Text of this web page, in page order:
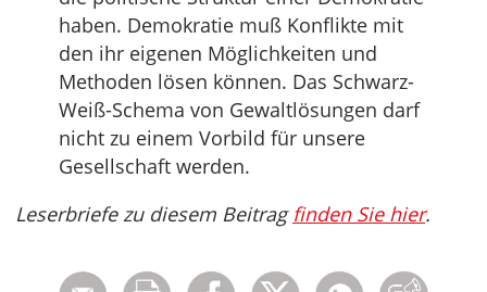
haben. Demokratie muß Konflikte mit
den ihr eigenen Möglichkeiten und
Methoden lösen können. Das Schwarz-
Weiß-Schema von Gewaltlösungen darf
nicht zu einem Vorbild für unsere
Gesellschaft werden.
Leserbriefe zu diesem Beitrag finden Sie hier.